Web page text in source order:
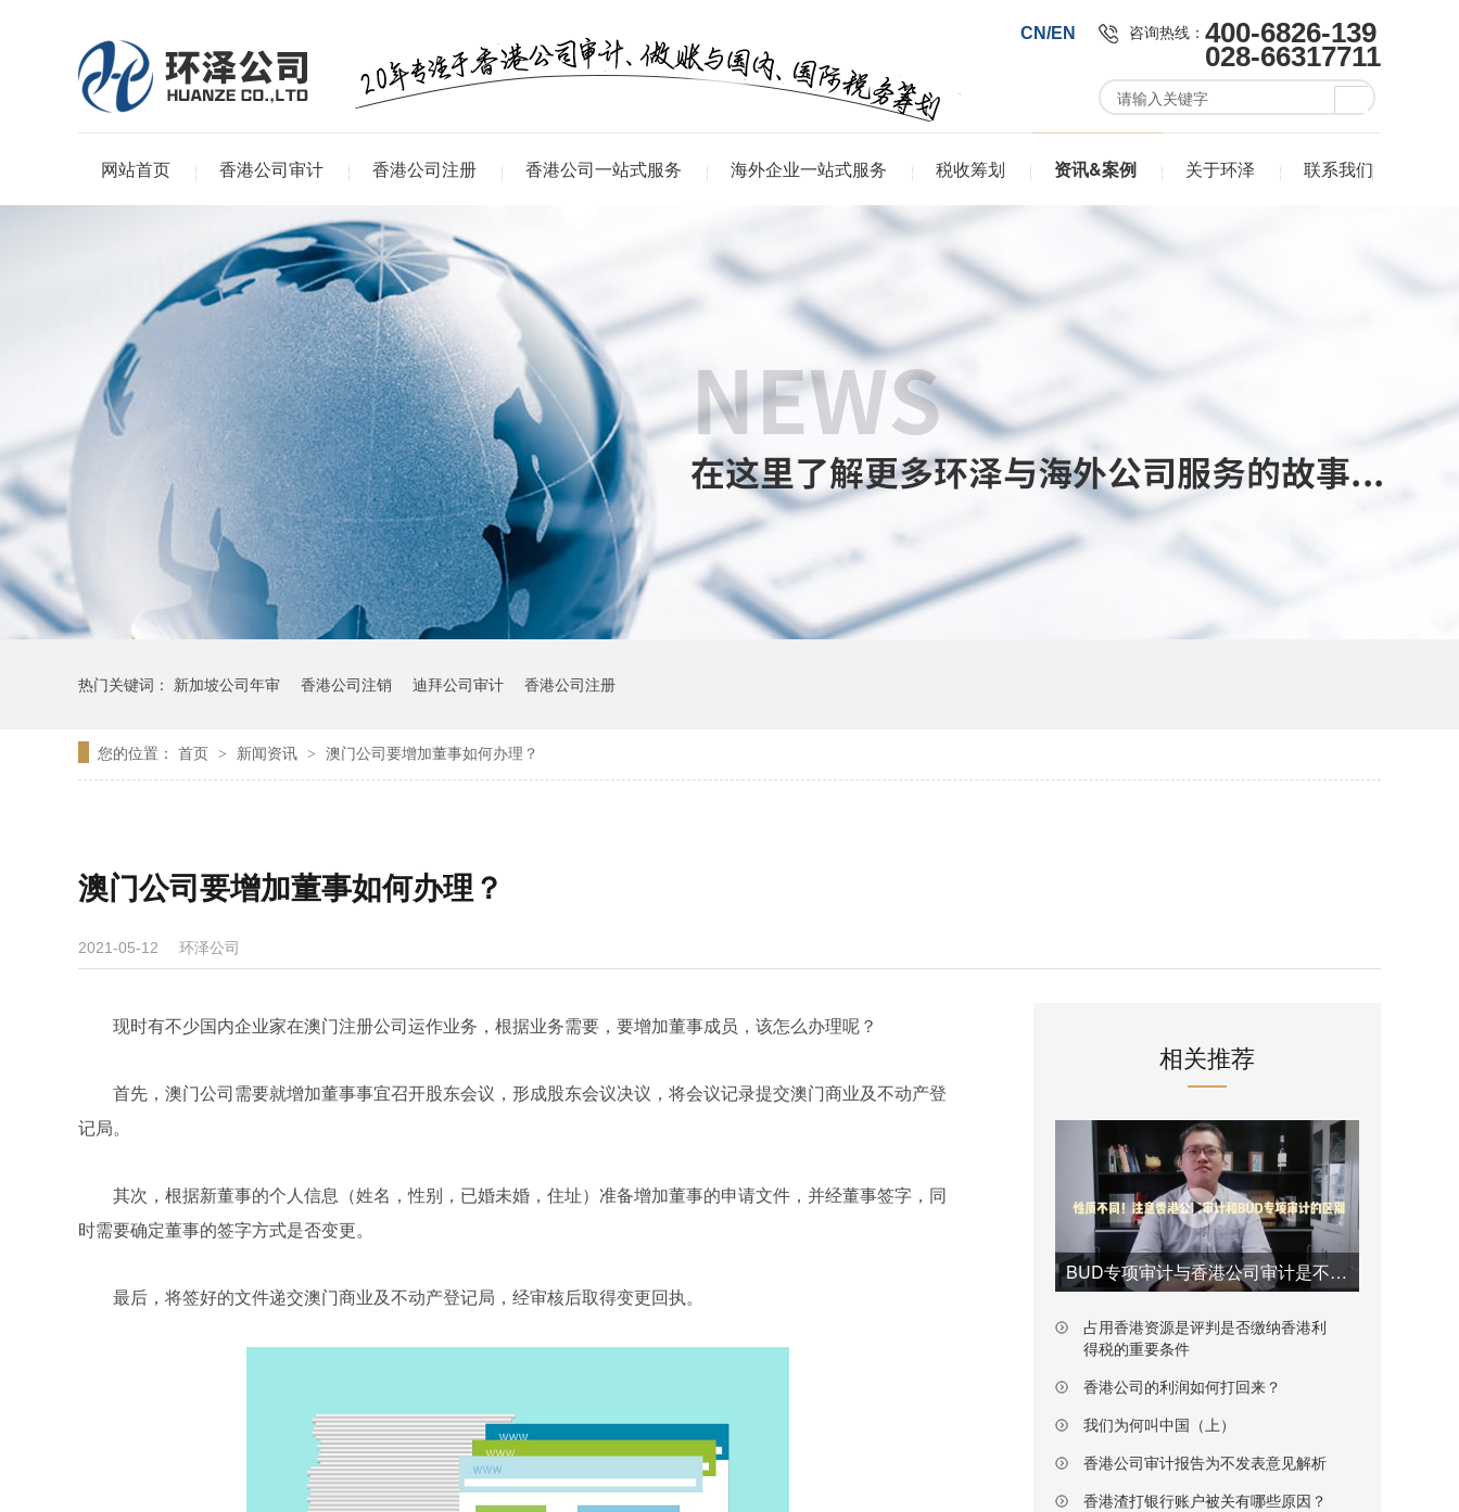
CN/EN 咨询热线： 400-6826-139
028-66317711
网站首页 香港公司审计 香港公司注册 香港公司一站式服务 海外企业一站式服务 税收筹划 资讯&案例 关于环泽 联系我们
热门关键词： 新加坡公司年审 香港公司注销 迪拜公司审计 香港公司注册
您的位置： 首页 > 新闻资讯 > 澳门公司要增加董事如何办理？
澳门公司要增加董事如何办理？
2021-05-12 环泽公司
现时有不少国内企业家在澳门注册公司运作业务，根据业务需要，要增加董事成员，该怎么办理呢？
首先，澳门公司需要就增加董事事宜召开股东会议，形成股东会议决议，将会议记录提交澳门商业及不动产登
记局。
其次，根据新董事的个人信息（姓名，性别，已婚未婚，住址）准备增加董事的申请文件，并经董事签字，同
时需要确定董事的签字方式是否变更。
最后，将签好的文件递交澳门商业及不动产登记局，经审核后取得变更回执。
相关推荐
BUD专项审计与香港公司审计是不一样的
占用香港资源是评判是否缴纳香港利
得税的重要条件
香港公司的利润如何打回来？
我们为何叫中国（上）
香港公司审计报告为不发表意见解析
香港渣打银行账户被关有哪些原因？